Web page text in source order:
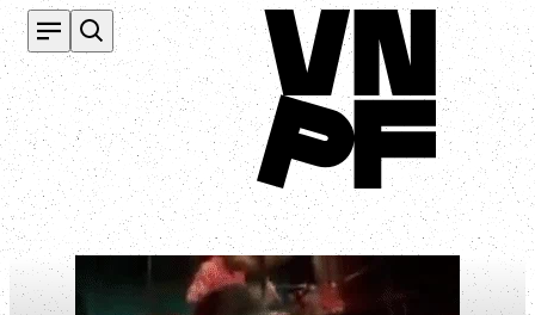
Terug naar homepage